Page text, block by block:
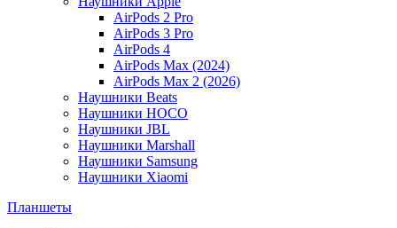
AirPods 2 Pro
AirPods 3 Pro
AirPods 4
AirPods Max (2024)
AirPods Max 2 (2026)
Наушники Beats
Наушники HOCO
Наушники JBL
Наушники Marshall
Наушники Samsung
Наушники Xiaomi
Планшеты